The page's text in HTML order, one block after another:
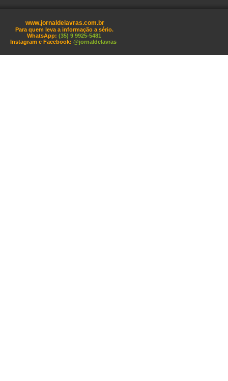
www.jornaldelavras.com.br
Para quem leva a informação a sério.
WhatsApp: (35) 9 9925-5481
Instagram e Facebook: @jornaldelavras